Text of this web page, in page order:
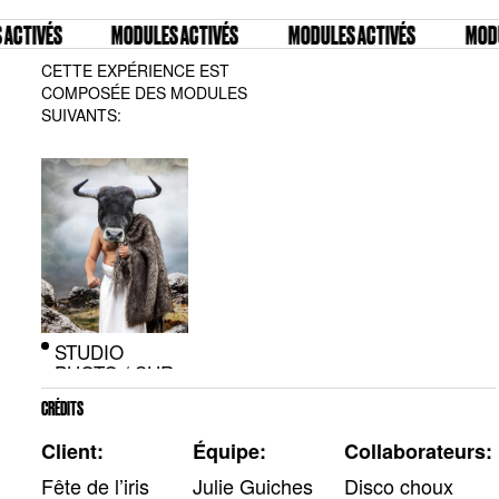
MODULES ACTIVÉS MODULES ACTIVÉS
CETTE EXPÉRIENCE EST
COMPOSÉE DES MODULES
SUIVANTS:
STUDIO
PHOTO / SUR
MESURE
CRÉDITS
Client:
Fête de l’iris
Équipe:
Julie Guiches
Collaborateurs:
Disco choux